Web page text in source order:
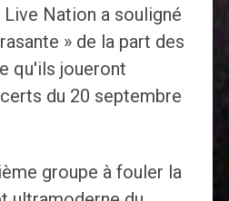
Nation a souligné
» de la part des
qu'ils joueront
du 20 septembre
groupe à fouler la